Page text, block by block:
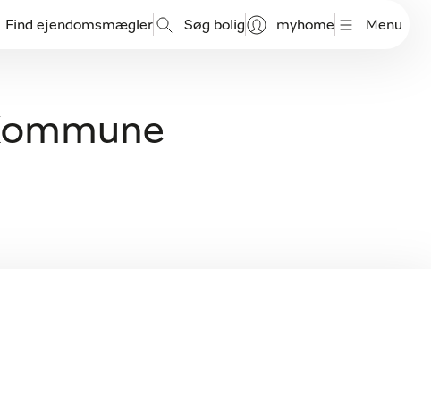
Find ejendomsmægler Søg bolig myhome Menu